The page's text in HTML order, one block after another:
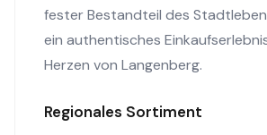
fester Bestandteil des
ein authentisches
Herzen von Langenberg.
Regionales Sortiment